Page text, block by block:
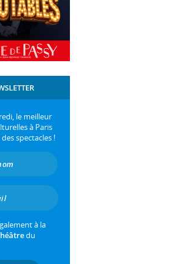
le meilleur
à Paris
spectacles !
à la
du